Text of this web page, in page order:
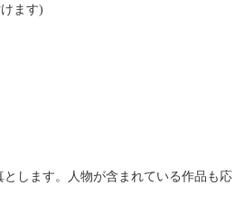
ます)
します。人物が含まれている作品も応